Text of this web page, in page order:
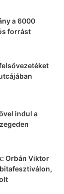
a 6000
forrást
indul a
Orbán Viktor